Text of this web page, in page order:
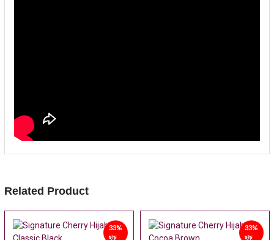
Related Product
33%
ছাড়
33%
ছাড়